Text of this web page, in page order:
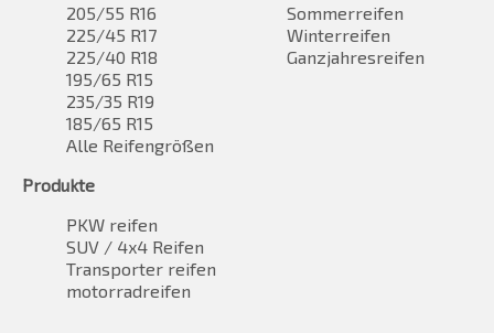
205/55 R16
225/45 R17
225/40 R18
195/65 R15
235/35 R19
185/65 R15
Alle Reifengrößen
Sommerreifen
Winterreifen
Ganzjahresreifen
Produkte
PKW reifen
SUV / 4x4 Reifen
Transporter reifen
motorradreifen